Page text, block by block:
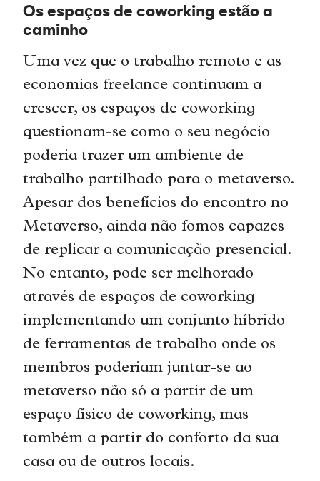
Os espaços de coworking estão a
caminho
Uma vez que o trabalho remoto e as
economias freelance continuam a
crescer, os espaços de coworking
questionam-se como o seu negócio
poderia trazer um ambiente de
trabalho partilhado para o metaverso.
Apesar dos benefícios do encontro no
Metaverso, ainda não fomos capazes
de replicar a comunicação presencial.
No entanto, pode ser melhorado
através de espaços de coworking
implementando um conjunto híbrido
de ferramentas de trabalho onde os
membros poderiam juntar-se ao
metaverso não só a partir de um
espaço físico de coworking, mas
também a partir do conforto da sua
casa ou de outros locais.